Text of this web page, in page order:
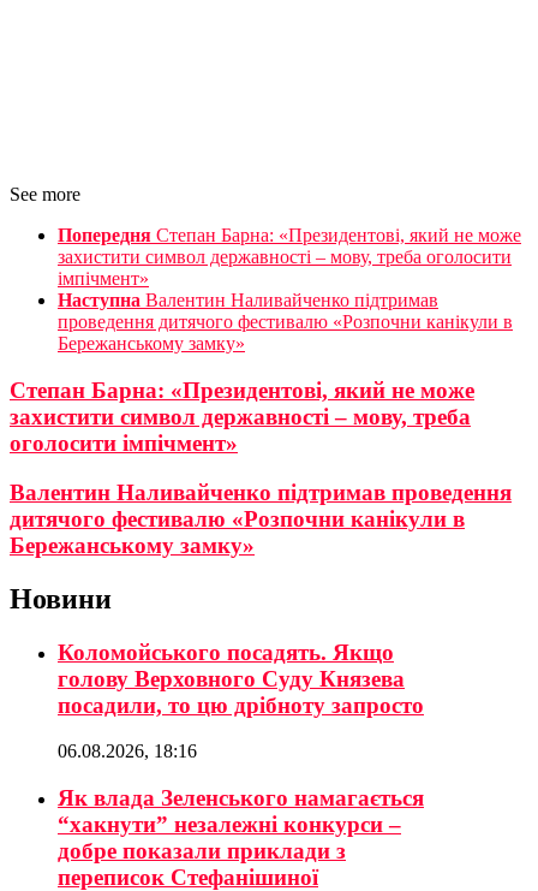
See more
Попередня Степан Барна: «Президентові, який не може
захистити символ державності – мову, треба оголосити
імпічмент»
Наступна Валентин Наливайченко підтримав
проведення дитячого фестивалю «Розпочни канікули в
Бережанському замку»
Степан Барна: «Президентові, який не може
захистити символ державності – мову, треба
оголосити імпічмент»
Валентин Наливайченко підтримав проведення
дитячого фестивалю «Розпочни канікули в
Бережанському замку»
Новини
Коломойського посадять. Якщо
голову Верховного Суду Князева
посадили, то цю дрібноту запросто
06.08.2026, 18:16
Як влада Зеленського намагається
“хакнути” незалежні конкурси –
добре показали приклади з
переписок Стефанішиної